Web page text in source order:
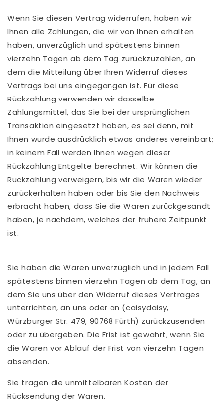
Wenn Sie diesen Vertrag widerrufen, haben wir
Ihnen alle Zahlungen, die wir von Ihnen erhalten
haben, unverzüglich und spätestens binnen
vierzehn Tagen ab dem Tag zurückzuzahlen, an
dem die Mitteilung über Ihren Widerruf dieses
Vertrags bei uns eingegangen ist. Für diese
Rückzahlung verwenden wir dasselbe
Zahlungsmittel, das Sie bei der ursprünglichen
Transaktion eingesetzt haben, es sei denn, mit
Ihnen wurde ausdrücklich etwas anderes vereinbart;
in keinem Fall werden Ihnen wegen dieser
Rückzahlung Entgelte berechnet. Wir können die
Rückzahlung verweigern, bis wir die Waren wieder
zurückerhalten haben oder bis Sie den Nachweis
erbracht haben, dass Sie die Waren zurückgesandt
haben, je nachdem, welches der frühere Zeitpunkt
ist.
Sie haben die Waren unverzüglich und in jedem Fall
spätestens binnen vierzehn Tagen ab dem Tag, an
dem Sie uns über den Widerruf dieses Vertrages
unterrichten, an uns oder an (caisydaisy,
Würzburger Str. 479, 90768 Fürth) zurückzusenden
oder zu übergeben. Die Frist ist gewahrt, wenn Sie
die Waren vor Ablauf der Frist von vierzehn Tagen
absenden.
Sie tragen die unmittelbaren Kosten der
Rücksendung der Waren.